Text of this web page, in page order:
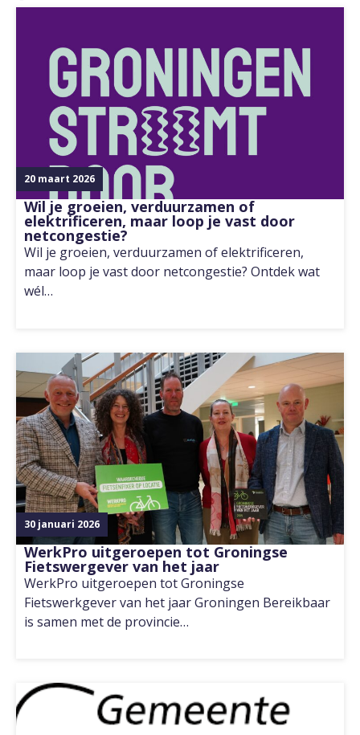
20 maart 2026
Wil je groeien, verduurzamen of
elektrificeren, maar loop je vast door
netcongestie?
Wil je groeien, verduurzamen of elektrificeren,
maar loop je vast door netcongestie? Ontdek wat
wél…
30 januari 2026
WerkPro uitgeroepen tot Groningse
Fietswergever van het jaar
WerkPro uitgeroepen tot Groningse
Fietswerkgever van het jaar Groningen Bereikbaar
is samen met de provincie…